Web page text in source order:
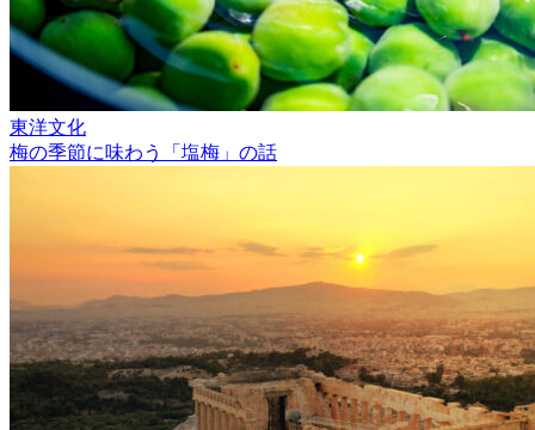
東洋文化
梅の季節に味わう「塩梅」の話